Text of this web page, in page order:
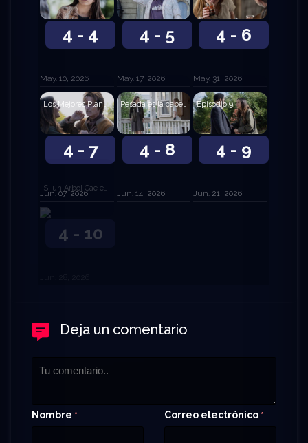
4 - 4
May. 10, 2026
4 - 5
May. 17, 2026
4 - 6
May. 31, 2026
4 - 7
Los Mejores Planes
Jun. 07, 2026
4 - 8
Pesada es la cabeza
Jun. 14, 2026
4 - 9
Episodio 9
Jun. 21, 2026
4 - 10
Si un Arbol Cae en el Bosque…
Deja un comentario
Nombre * Correo electrónico *